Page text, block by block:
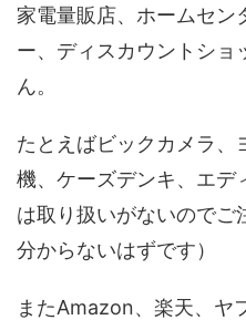
家電量販店、ホームセン
ー、ディスカウントショ
ん。
たとえばビックカメラ、
機、ケーズデンキ、エデ
は取り扱いがないのでご
分からないはずです）
またAmazon、楽天、ヤ